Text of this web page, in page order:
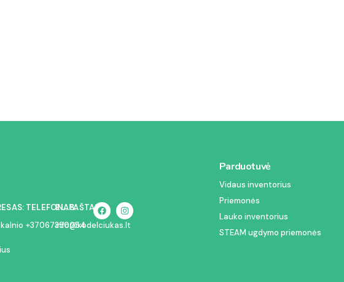
TELEFONAS:
+37067350054
EL. PAŠTAS:
info@kodelciukas.lt
Parduotuvė
Vidaus inventorius
Priemonės
Lauko inventorius
STEAM ugdymo priemonės